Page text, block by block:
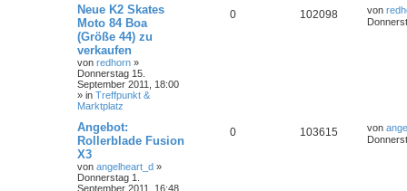
Neue K2 Skates
Moto 84 Boa
(Größe 44) zu
verkaufen
von redhorn »
Donnerstag 15.
September 2011, 18:00
» in Treffpunkt &
Marktplatz
0 102098 von
Angebot:
Rollerblade Fusion
X3
von angelheart_d »
Donnerstag 1.
September 2011, 16:48
0 103615 von